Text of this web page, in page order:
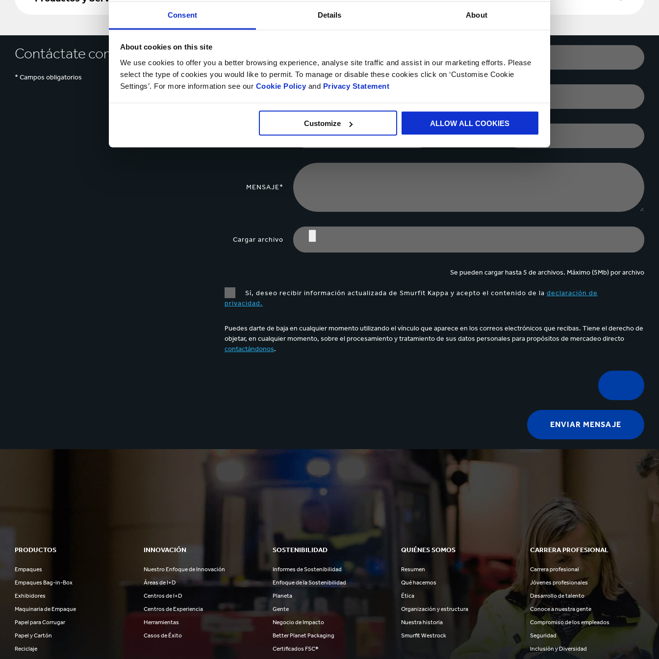
Consent Details About
About cookies on this site
We use cookies to offer you a better browsing experience, analyse site traffic and assist in our marketing efforts. Please
select the type of cookies you would like to permit. To manage or disable these cookies click on ‘Customise Cookie
Settings’. For more information see our Cookie Policy and Privacy Statement
Customize ALLOW ALL COOKIES
Contáctate con nosotros hoy
* Campos obligatorios
ELECTRÓNICO*
COMPAÑÍA
MENSAJE*
Cargar archivo
Se pueden cargar hasta 5 de archivos. Máximo (5Mb) por archivo
Sí, deseo recibir información actualizada de Smurfit Kappa y acepto el contenido de la declaración de
privacidad.
Puedes darte de baja en cualquier momento utilizando el vínculo que aparece en los correos electrónicos que recibas. Tiene el derecho de
objetar, en cualquier momento, sobre el procesamiento y tratamiento de sus datos personales para propósitos de mercadeo directo
contactándonos.
PRODUCTOS
Empaques
Empaques Bag-in-Box
Exhibidores
Maquinaria de Empaque
Papel para Corrugar
Papel y Cartón
Reciclaje
INNOVACIÓN
Nuestro Enfoque de Innovación
Áreas de I+D
Centros de I+D
Centros de Experiencia
Herramientas
Casos de Éxito
SOSTENIBILIDAD
Informes de Sostenibilidad
Enfoque de la Sostenibilidad
Planeta
Gente
Negocio de Impacto
Better Planet Packaging
Certificados FSC®
QUIÉNES SOMOS
Resumen
Qué hacemos
Ética
Organización y estructura
Nuestra historia
Smurfit Westrock
CARRERA PROFESIONAL
Carrera profesional
Jóvenes profesionales
Desarrollo de talento
Conoce a nuestra gente
Compromiso de los empleados
Seguridad
Inclusión y Diversidad